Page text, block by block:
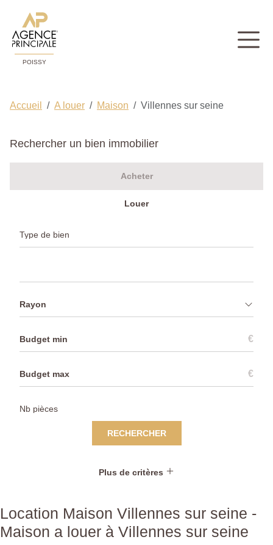
POISSY
Accueil A louer Maison Villennes sur seine
Rechercher un bien immobilier
Acheter
Louer
Rayon
€
€
RECHERCHER
Plus de critères
Location Maison Villennes sur seine -
Maison a louer à Villennes sur seine